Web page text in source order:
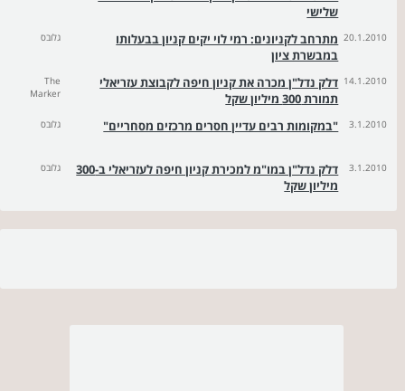
שלישי
20.1.2010 מתרחב לקניונים: רמי לוי יקים קניון בבעלותו
במבשרת ציון
גלובס
14.1.2010 דלק נדל"ן מכרה את קניון חיפה לקבוצת עזריאלי
תמורת 300 מיליון שקל
The
Marker
3.1.2010 "במקומות רבים עדיין חסרים מרכזים מסחריים" גלובס
3.1.2010
דלק נדל"ן במו"מ למכירת קניון חיפה לעזריאלי ב-300
מיליון שקל
גלובס